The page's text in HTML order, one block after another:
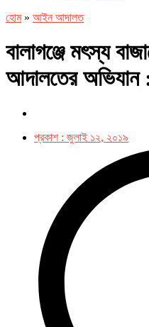
হোম» আইন আদালত
বালাগঞ্জে মৎস্য
আদালতের অভিযান
প্রকাশ : জুলাই ১২, ২০১৯